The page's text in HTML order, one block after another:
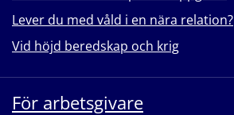
Lever du med våld i en nära relation?
Vid höjd beredskap och krig
För arbetsgivare